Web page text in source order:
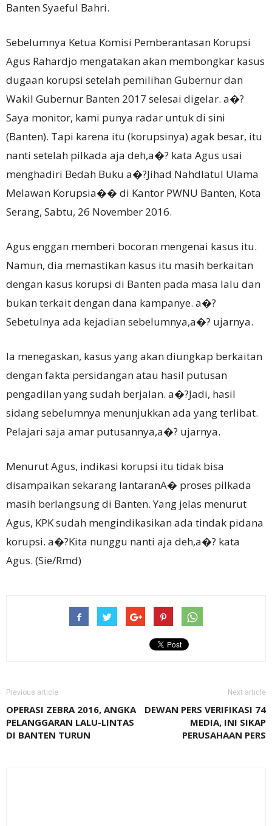
Banten Syaeful Bahri.
Sebelumnya Ketua Komisi Pemberantasan Korupsi
Agus Rahardjo mengatakan akan membongkar kasus
dugaan korupsi setelah pemilihan Gubernur dan
Wakil Gubernur Banten 2017 selesai digelar. a�?
Saya monitor, kami punya radar untuk di sini
(Banten). Tapi karena itu (korupsinya) agak besar, itu
nanti setelah pilkada aja deh,a�? kata Agus usai
menghadiri Bedah Buku a�?Jihad Nahdlatul Ulama
Melawan Korupsia�� di Kantor PWNU Banten, Kota
Serang, Sabtu, 26 November 2016.
Agus enggan memberi bocoran mengenai kasus itu.
Namun, dia memastikan kasus itu masih berkaitan
dengan kasus korupsi di Banten pada masa lalu dan
bukan terkait dengan dana kampanye. a�?
Sebetulnya ada kejadian sebelumnya,a�? ujarnya.
Ia menegaskan, kasus yang akan diungkap berkaitan
dengan fakta persidangan atau hasil putusan
pengadilan yang sudah berjalan. a�?Jadi, hasil
sidang sebelumnya menunjukkan ada yang terlibat.
Pelajari saja amar putusannya,a�? ujarnya.
Menurut Agus, indikasi korupsi itu tidak bisa
disampaikan sekarang lantaranA� proses pilkada
masih berlangsung di Banten. Yang jelas menurut
Agus, KPK sudah mengindikasikan ada tindak pidana
korupsi. a�?Kita nunggu nanti aja deh,a�? kata
Agus. (Sie/Rmd)
Previous article
OPERASI ZEBRA 2016, ANGKA
PELANGGARAN LALU-LINTAS
DI BANTEN TURUN
Next article
DEWAN PERS VERIFIKASI 74
MEDIA, INI SIKAP
PERUSAHAAN PERS